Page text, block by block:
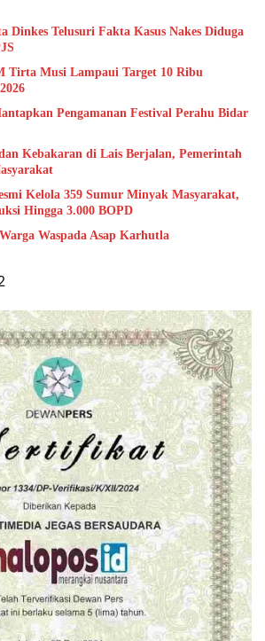
Dinkes Telusuri Fakta Kasus Nakes Diduga
Tirta Musi Lampaui Target 10 Ribu
Pengamanan Festival Perahu Bidar
Kebakaran di Lais Berjalan, Pemerintah
Kelola 359 Sumur Minyak Masyarakat,
Hingga 3.000 BOPD
Waspada Asap Karhutla